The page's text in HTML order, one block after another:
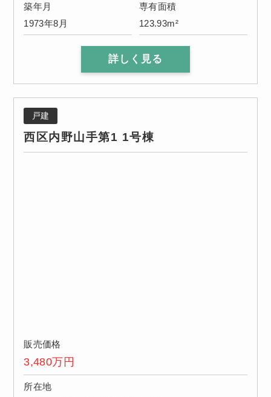
築年月
1973年8月
専有面積
123.93m²
詳しく見る
戸建
西区内野山手第1 1号棟
販売価格
3,480万円
所在地